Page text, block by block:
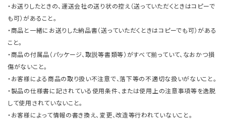
・お送りしたときの、運送会社の送り状の控え（送っていただくときはコピーで
も可）があること。
・商品と一緒にお送りした納品書（送っていただくときはコピーでも可）がある
こと。
・商品の付属品（パッケージ、取説等書類等）がすべて揃っていて、なおかつ損
傷がないこと。
・お客様による商品の取り扱い不注意で、落下等の不適切な扱いがないこと。
・製品の仕様書に記されている使用条件、または使用上の注意事項等を逸脱
して使用されていないこと。
・お客様によって情報の書き換え、変更、改造等行われていないこと。